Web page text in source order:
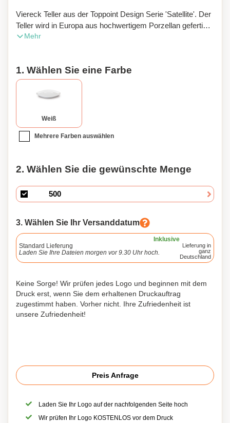
Viereck Teller aus der Toppoint Design Serie 'Satellite'. Der
Teller wird in Europa aus hochwertigem Porzellan gefertigt.
Ein großer Vorteil, der Teller hat eine schöne Druckfläche.
Mehr
1. Wählen Sie eine Farbe
Weiß
Mehrere Farben auswählen
2. Wählen Sie die gewünschte Menge
3. Wählen Sie Ihr Versanddatum
Inklusive
Standard Lieferung
Laden Sie Ihre Dateien morgen vor 9.30 Uhr hoch.
Lieferung in
ganz
Deutschland
Keine Sorge! Wir prüfen jedes Logo und beginnen mit dem
Druck erst, wenn Sie dem erhaltenen Druckauftrag
zugestimmt haben. Vorher nicht. Ihre Zufriedenheit ist
unsere Zufriedenheit!
Preis Anfrage
Laden Sie Ihr Logo auf der nachfolgenden Seite hoch
Wir prüfen Ihr Logo KOSTENLOS vor dem Druck